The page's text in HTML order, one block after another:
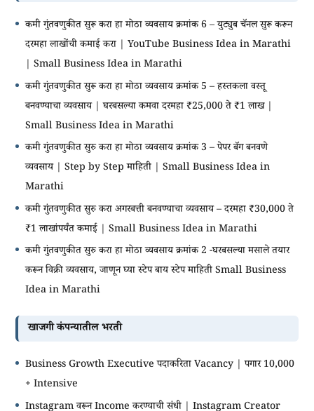
कमी गुंतवणुकीत सुरू करा हा मोठा व्यवसाय क्रमांक 6 – युट्युब चॅनल सुरू करून
दरमहा लाखोंची कमाई करा | YouTube Business Idea in Marathi
| Small Business Idea in Marathi
कमी गुंतवणुकीत सुरू करा हा मोठा व्यवसाय क्रमांक 5 – हस्तकला वस्तू
बनवण्याचा व्यवसाय | घरबसल्या कमवा दरमहा ₹25,000 ते ₹1 लाख |
Small Business Idea in Marathi
कमी गुंतवणुकीत सुरु करा हा मोठा व्यवसाय क्रमांक 3 – पेपर बॅग बनवणे
व्यवसाय | Step by Step माहिती | Small Business Idea in
Marathi
कमी गुंतवणुकीत सुरु करा अगरबत्ती बनवण्याचा व्यवसाय – दरमहा ₹30,000 ते
₹1 लाखांपर्यंत कमाई | Small Business Idea in Marathi
कमी गुंतवणुकीत सुरु करा हा मोठा व्यवसाय क्रमांक 2 -घरबसल्या मसाले तयार
करून विक्री व्यवसाय, जाणून घ्या स्टेप बाय स्टेप माहिती Small Business
Idea in Marathi
खाजगी कंपन्यातील भरती
Business Growth Executive पदाकरिता Vacancy | पगार 10,000
+ Intensive
Instagram वरून Income करण्याची संधी | Instagram Creator